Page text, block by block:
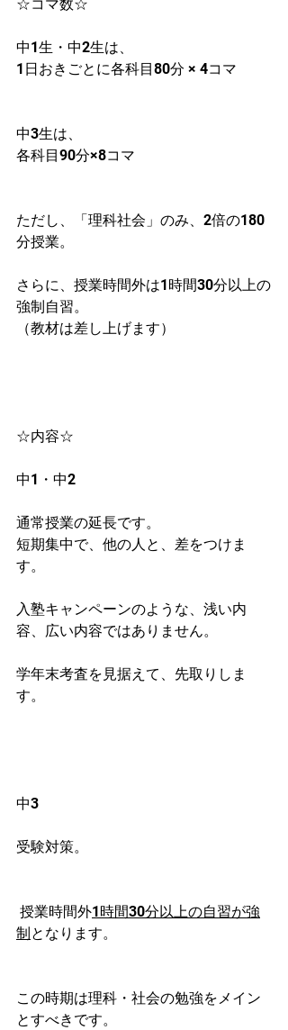
☆コマ数☆
中1生・中2生は、
1日おきごとに各科目80分 × 4コマ
中3生は、
各科目90分×8コマ
ただし、「理科社会」のみ、2倍の180
分授業。
さらに、授業時間外は1時間30分以上の
強制自習。
（教材は差し上げます）
☆内容☆
中1・中2
通常授業の延長です。
短期集中で、他の人と、差をつけま
す。
入塾キャンペーンのような、浅い内
容、広い内容ではありません。
学年末考査を見据えて、先取りしま
す。
中3
受験対策。
授業時間外1時間30分以上の自習が強
制 となります。
この時期は理科・社会の勉強をメイン
とすべきです。